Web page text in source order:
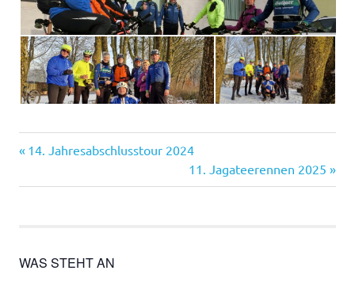
Beitragsnavigation
Vorheriger
14. Jahresabschlusstour 2024
Nächster
Beitrag:
11. Jagateerennen 2025
WAS STEHT AN